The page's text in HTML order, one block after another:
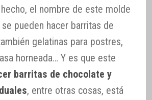
el nombre de este molde
se pueden hacer barritas de
gelatinas para postres,
horneada… Y es que este
barritas de chocolate y
, entre otras cosas, está